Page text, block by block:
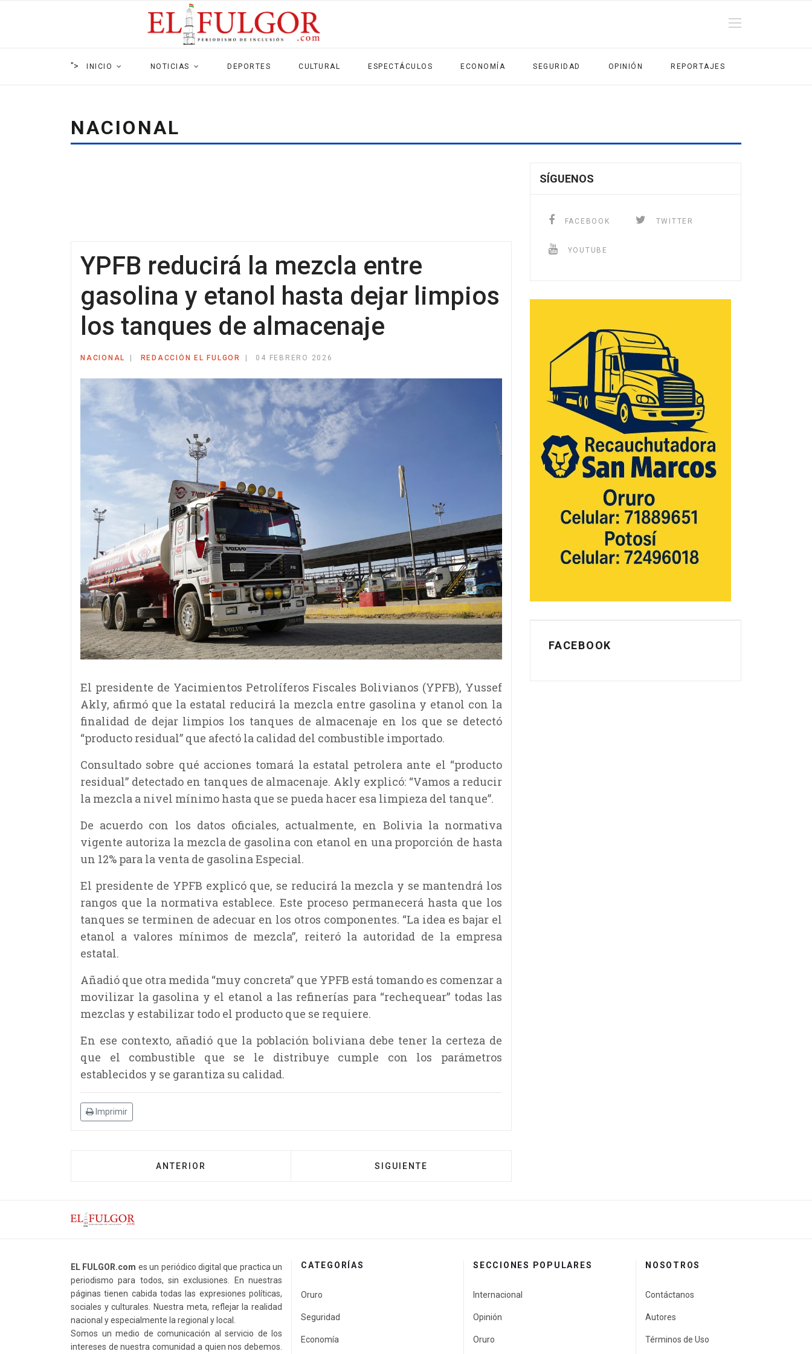
"> INICIO NOTICIAS DEPORTES CULTURAL ESPECTÁCULOS ECONOMÍA SEGURIDAD OPINIÓN REPORTAJES
NACIONAL
YPFB reducirá la mezcla entre
gasolina y etanol hasta dejar limpios
los tanques de almacenaje
NACIONAL REDACCIÓN EL FULGOR 04 FEBRERO 2026
El presidente de Yacimientos Petrolíferos Fiscales Bolivianos (YPFB), Yussef
Akly, afirmó que la estatal reducirá la mezcla entre gasolina y etanol con la
finalidad de dejar limpios los tanques de almacenaje en los que se detectó
“producto residual” que afectó la calidad del combustible importado.
Consultado sobre qué acciones tomará la estatal petrolera ante el “producto
residual” detectado en tanques de almacenaje. Akly explicó: “Vamos a reducir
la mezcla a nivel mínimo hasta que se pueda hacer esa limpieza del tanque”.
De acuerdo con los datos oficiales, actualmente, en Bolivia la normativa
vigente autoriza la mezcla de gasolina con etanol en una proporción de hasta
un 12% para la venta de gasolina Especial.
El presidente de YPFB explicó que, se reducirá la mezcla y se mantendrá los
rangos que la normativa establece. Este proceso permanecerá hasta que los
tanques se terminen de adecuar en los otros componentes. “La idea es bajar el
etanol a valores mínimos de mezcla”, reiteró la autoridad de la empresa
estatal.
Añadió que otra medida “muy concreta” que YPFB está tomando es comenzar a
movilizar la gasolina y el etanol a las refinerías para “rechequear” todas las
mezclas y estabilizar todo el producto que se requiere.
En ese contexto, añadió que la población boliviana debe tener la certeza de
que el combustible que se le distribuye cumple con los parámetros
establecidos y se garantiza su calidad.
Imprimir
ANTERIOR SIGUIENTE
SÍGUENOS
FACEBOOK TWITTER
YOUTUBE
FACEBOOK
EL FULGOR.com es un periódico digital que practica un
periodismo para todos, sin exclusiones. En nuestras
páginas tienen cabida todas las expresiones políticas,
sociales y culturales. Nuestra meta, reflejar la realidad
nacional y especialmente la regional y local.
Somos un medio de comunicación al servicio de los
intereses de nuestra comunidad a quien nos debemos.
CATEGORÍAS
Oruro
Seguridad
Economía
SECCIONES POPULARES
Internacional
Opinión
Oruro
NOSOTROS
Contáctanos
Autores
Términos de Uso